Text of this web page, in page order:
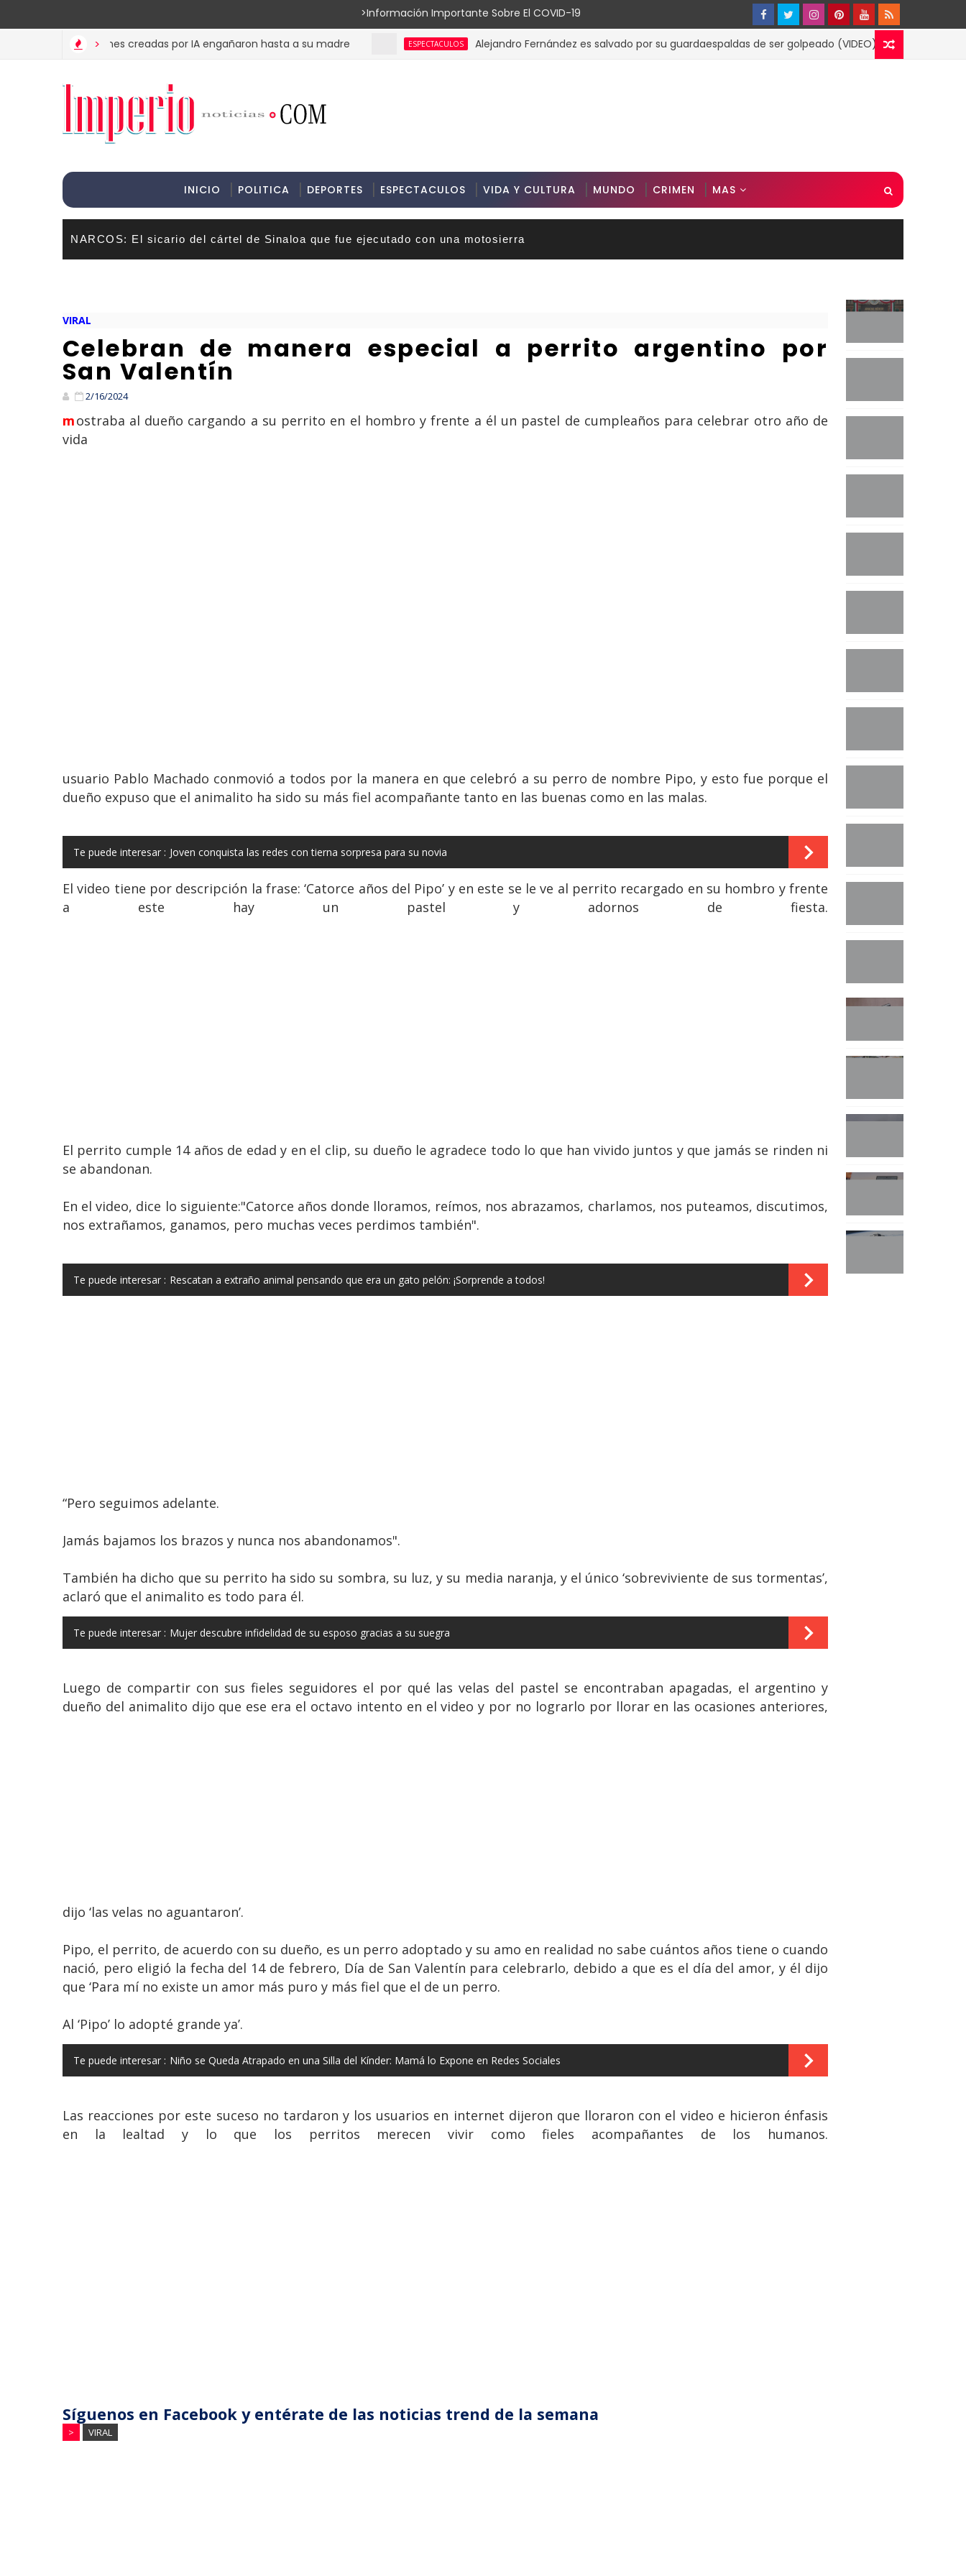
>Información Importante Sobre El COVID-19
>
Estas imágenes creadas por IA engañaron hasta a su madre ESPECTACULOS Alejandro Fernández es salvado por su guardaespaldas de ser golpeado (VIDEO)
INICIO POLITICA DEPORTES ESPECTACULOS VIDA Y CULTURA MUNDO CRIMEN MAS
NARCOS: El sicario del cártel de Sinaloa que fue ejecutado con una motosierra
VIRAL
Celebran de manera especial a perrito argentino por
San Valentín
2/16/2024
mostraba al dueño cargando a su perrito en el hombro y frente a él un pastel de cumpleaños para celebrar otro año de
vida
usuario Pablo Machado conmovió a todos por la manera en que celebró a su perro de nombre Pipo, y esto fue porque el
dueño expuso que el animalito ha sido su más fiel acompañante tanto en las buenas como en las malas.
Te puede interesar : Joven conquista las redes con tierna sorpresa para su novia
El video tiene por descripción la frase: ‘Catorce años del Pipo’ y en este se le ve al perrito recargado en su hombro y frente
a este hay un pastel y adornos de fiesta.
El perrito cumple 14 años de edad y en el clip, su dueño le agradece todo lo que han vivido juntos y que jamás se rinden ni
se abandonan.
En el video, dice lo siguiente:"Catorce años donde lloramos, reímos, nos abrazamos, charlamos, nos puteamos, discutimos,
nos extrañamos, ganamos, pero muchas veces perdimos también".
Te puede interesar : Rescatan a extraño animal pensando que era un gato pelón: ¡Sorprende a todos!
“Pero seguimos adelante.
Jamás bajamos los brazos y nunca nos abandonamos".
También ha dicho que su perrito ha sido su sombra, su luz, y su media naranja, y el único ‘sobreviviente de sus tormentas’,
aclaró que el animalito es todo para él.
Te puede interesar : Mujer descubre infidelidad de su esposo gracias a su suegra
Luego de compartir con sus fieles seguidores el por qué las velas del pastel se encontraban apagadas, el argentino y
dueño del animalito dijo que ese era el octavo intento en el video y por no lograrlo por llorar en las ocasiones anteriores,
dijo ‘las velas no aguantaron’.
Pipo, el perrito, de acuerdo con su dueño, es un perro adoptado y su amo en realidad no sabe cuántos años tiene o cuando
nació, pero eligió la fecha del 14 de febrero, Día de San Valentín para celebrarlo, debido a que es el día del amor, y él dijo
que ‘Para mí no existe un amor más puro y más fiel que el de un perro.
Al ‘Pipo’ lo adopté grande ya’.
Te puede interesar : Niño se Queda Atrapado en una Silla del Kínder: Mamá lo Expone en Redes Sociales
Las reacciones por este suceso no tardaron y los usuarios en internet dijeron que lloraron con el video e hicieron énfasis
en la lealtad y lo que los perritos merecen vivir como fieles acompañantes de los humanos.
Síguenos en Facebook y entérate de las noticias trend de la semana
> VIRAL